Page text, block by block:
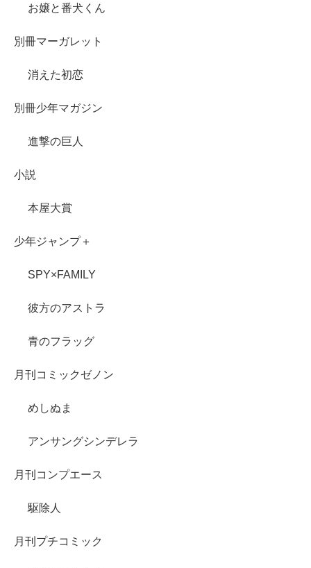
お嬢と番犬くん
別冊マーガレット
消えた初恋
別冊少年マガジン
進撃の巨人
小説
本屋大賞
少年ジャンプ＋
SPY×FAMILY
彼方のアストラ
青のフラッグ
月刊コミックゼノン
めしぬま
アンサングシンデレラ
月刊コンプエース
駆除人
月刊プチコミック